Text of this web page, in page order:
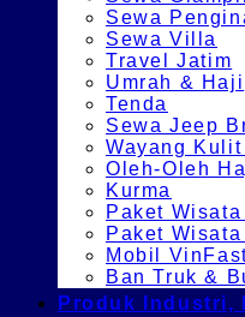
Sewa
Sewa Villa
Travel Jatim
Umrah & Haji
Tenda
Sewa Jeep
Wayang
Oleh-Oleh
Kurma
Paket
Paket
Mobil
Ban Truk &
Produk Industri,